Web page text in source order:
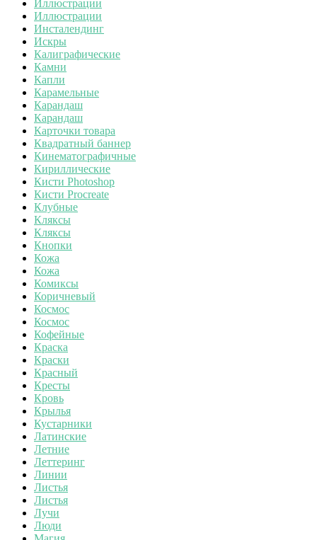
Иллюстрации
Иллюстрации
Инсталендинг
Искры
Калиграфические
Камни
Капли
Карамельные
Карандаш
Карандаш
Карточки товара
Квадратный баннер
Кинематографичные
Кириллические
Кисти Photoshop
Кисти Procreate
Клубные
Кляксы
Кляксы
Кнопки
Кожа
Кожа
Комиксы
Коричневый
Космос
Космос
Кофейные
Краска
Краски
Красный
Кресты
Кровь
Крылья
Кустарники
Латинские
Летние
Леттеринг
Линии
Листья
Листья
Лучи
Люди